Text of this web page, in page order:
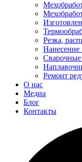
Резка,
Нанесение
Ремонт
О нас
Медиа
Блог
Контакты